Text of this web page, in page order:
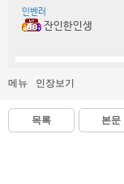
인벤러
잔인한인생
메뉴 인장보기
목록 본문